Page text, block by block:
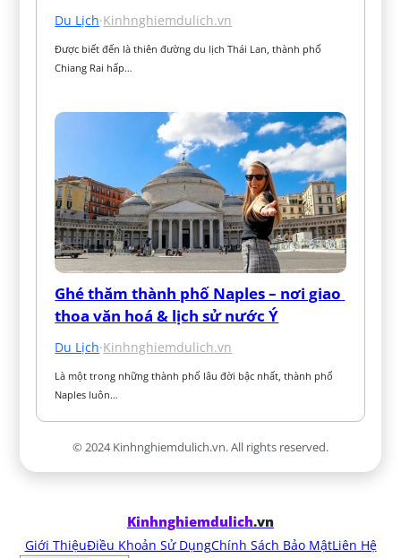
Du Lịch·Kinhnghiemdulich.vn
Được biết đến là thiên đường du lịch Thái Lan, thành phố
Chiang Rai hấp…
Ghé thăm thành phố Naples – nơi giao
thoa văn hoá & lịch sử nước Ý
Du Lịch·Kinhnghiemdulich.vn
Là một trong những thành phố lâu đời bậc nhất, thành phố
Naples luôn…
© 2024 Kinhnghiemdulich.vn. All rights reserved.
Kinhnghiemdulich.vn
Giới ThiệuĐiều Khoản Sử DụngChính Sách Bảo MậtLiên Hệ